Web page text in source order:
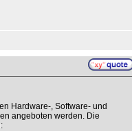
Hardware-, Software- und
angeboten werden. Die